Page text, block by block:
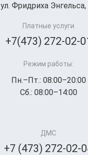
ул. Фридриха Энгельса,
Платные услуги
+7(473) 272-02-
Режим работы:
Пн.–Пт.: 08:00–20:00
Сб.: 08:00–14:00
ДМС
+7 (473) 272-02-